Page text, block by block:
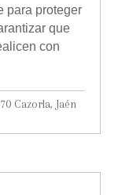
para proteger
que
con
Cazorla, Jaén